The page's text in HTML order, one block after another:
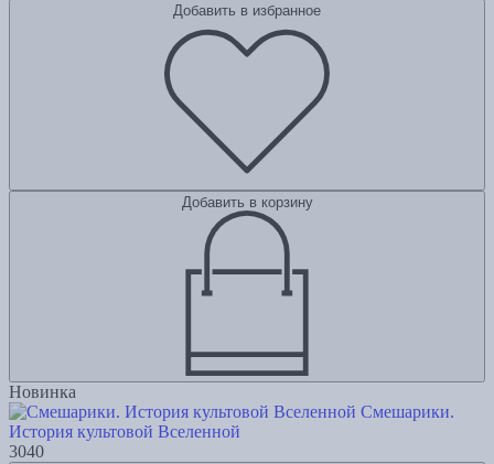
Добавить в избранное
Добавить в корзину
Новинка
Смешарики.
История культовой Вселенной
3040